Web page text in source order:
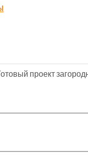
проект